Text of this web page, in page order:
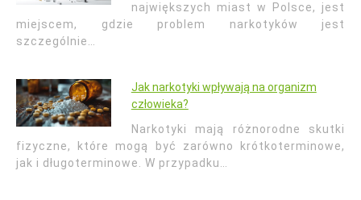
największych miast w Polsce, jest
miejscem, gdzie problem narkotyków jest
szczególnie…
Jak narkotyki wpływają na organizm
człowieka?
Narkotyki mają różnorodne skutki
fizyczne, które mogą być zarówno krótkoterminowe,
jak i długoterminowe. W przypadku…